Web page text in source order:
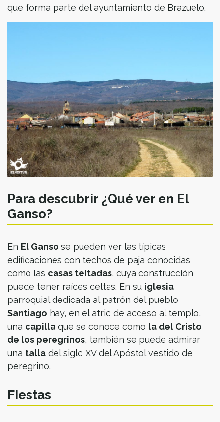
que forma parte del ayuntamiento de Brazuelo.
Para descubrir ¿Qué ver en El
Ganso?
En El Ganso se pueden ver las típicas
edificaciones con techos de paja conocidas
como las casas teitadas, cuya construcción
puede tener raíces celtas. En su iglesia
parroquial dedicada al patrón del pueblo
Santiago hay, en el atrio de acceso al templo,
una capilla que se conoce como la del Cristo
de los peregrinos, también se puede admirar
una talla del siglo XV del Apóstol vestido de
peregrino.
Fiestas